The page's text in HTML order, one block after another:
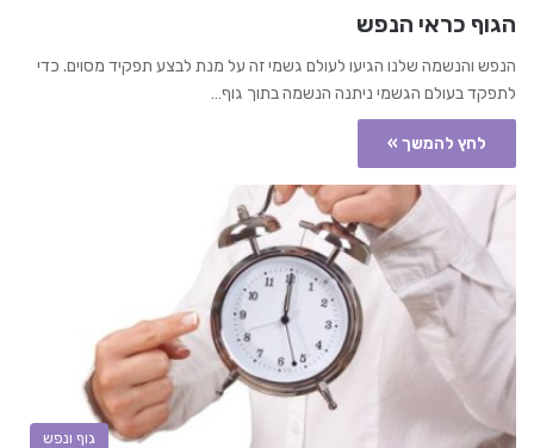
הגוף כראי הנפש
הנפש והנשמה שלנו הגיעו לעולם גשמי זה על מנת לבצע תפקיד מסוים. כדי
לתפקד בעולם הגשמי ניתנה הנשמה בתוך גוף…
לחץ להמשך »
גוף ונפש